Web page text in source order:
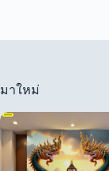
มาใหม่